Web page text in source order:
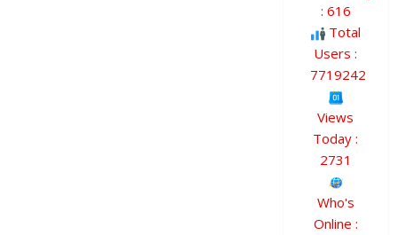
: 616
Total
Users :
7719242
Views
Today :
2731
Who's
Online :